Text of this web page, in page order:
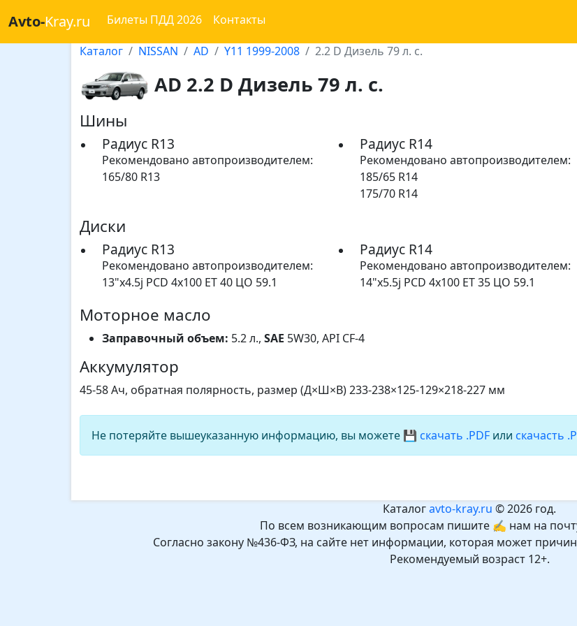
Avto-Kray.ru Билеты ПДД 2026 Контакты
Каталог NISSAN AD Y11 1999-2008 2.2 D Дизель 79 л. с.
AD 2.2 D Дизель 79 л. с.
Шины
Радиус R13
Рекомендовано автопроизводителем:
165/80 R13
Радиус R14
Рекомендовано автопроизводителем:
185/65 R14
175/70 R14
Диски
Радиус R13
Рекомендовано автопроизводителем:
13"x4.5j PCD 4x100 ET 40 ЦО 59.1
Радиус R14
Рекомендовано автопроизводителем:
14"x5.5j PCD 4x100 ET 35 ЦО 59.1
Моторное масло
Заправочный объем: 5.2 л., SAE 5W30, API CF-4
Аккумулятор
45-58 Ач, обратная полярность, размер (Д×Ш×В) 233-238×125-129×218-227 мм
Не потеряйте вышеуказанную информацию, вы можете 💾 скачать .PDF или скачасть
Каталогavto-kray.ru © 2026 год.
По всем возникающим вопросам пишите ✍ нам на
Согласно закону №436-ФЗ, на сайте нет информации, которая может
Рекомендуемый возраст 12+.